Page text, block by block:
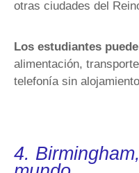
otras ciudades del
Los estudiantes
alimentación,
telefonía sin
4.